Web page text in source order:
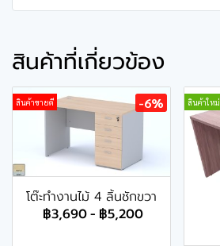
สินค้าที่เกี่ยวข้อง
สินค้าขายดี -6%
โต๊ะทำงานไม้ 4 ลิ้นชักขวา
฿3,690- ฿5,200
สินค้าใหม่